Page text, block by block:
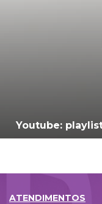
Youtube:
ATENDIMENTOS